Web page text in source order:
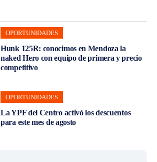
OPORTUNIDADES
Hunk 125R: conocimos en Mendoza la
naked Hero con equipo de primera y precio
competitivo
OPORTUNIDADES
La YPF del Centro activó los descuentos
para este mes de agosto